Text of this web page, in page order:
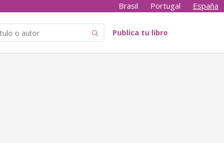
Brasil Portugal España
Publica tu libro